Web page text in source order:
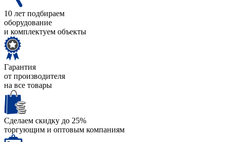
10 лет подбираем
оборудование
и комплектуем объекты
Гарантия
от производителя
на все товары
Сделаем скидку до 25%
торгующим и оптовым компаниям